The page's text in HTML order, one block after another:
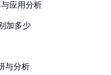
应用分析
加多少
与分析